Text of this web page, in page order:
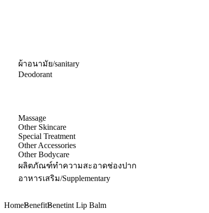
ผ้าอนามัย/sanitary
Deodorant
Massage
Other Skincare
Special Treatment
Other Accessories
Other Bodycare
ผลิตภัณฑ์ทำความสะอาดช่องปาก
อาหารเสริม/Supplementary
HomeBenefitBenetint Lip Balm